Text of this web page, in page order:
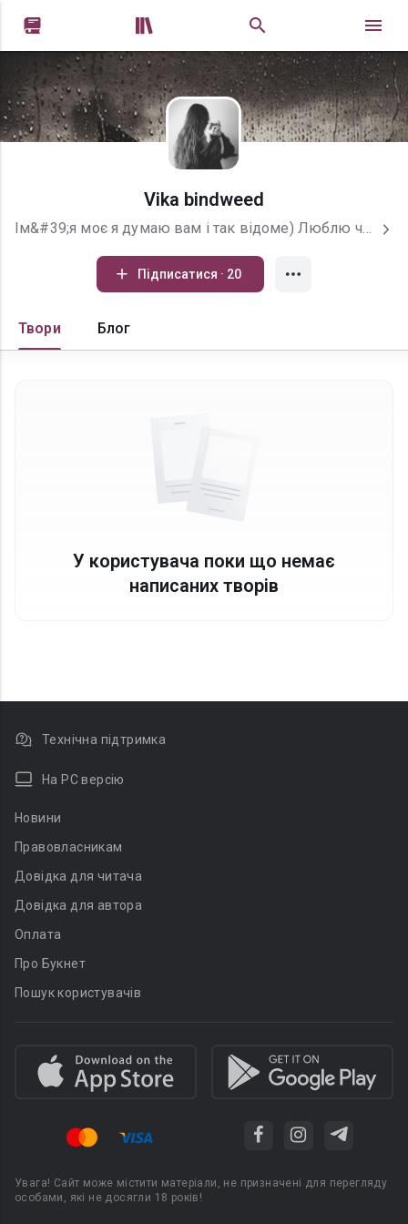
 
Vika bindweed
Ім&#39;я моє я думаю вам і так відоме) Люблю читати різні книги і заківлена написанням цих самих книг. В голові виникають багато різних історій тому хочу поділитися ними з вами. Надіюсь вам сподобається буду вдячна за коментарі і вашу підтримку. З повагою та любов&#39;ю Ваша Vika bindweed)
Підписатися · 20
Твори Блог
У користувача поки що немає
написаних творів
Технічна підтримка
На PC версію
Новини
Правовласникам
Довідка для читача
Довідка для автора
Оплата
Про Букнет
Пошук користувачів
Увага! Сайт може містити матеріали, не призначені для перегляду
особами, які не досягли 18 років!